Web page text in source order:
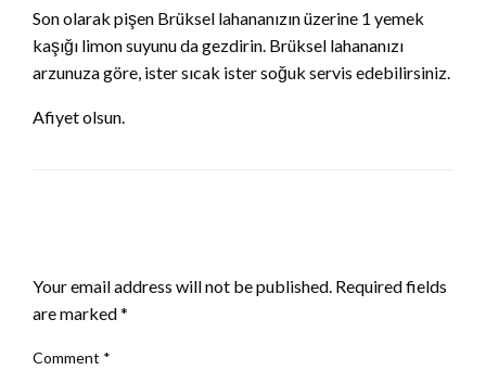
Son olarak pişen Brüksel lahananızın üzerine 1 yemek
kaşığı limon suyunu da gezdirin. Brüksel lahananızı
arzunuza göre, ister sıcak ister soğuk servis edebilirsiniz.
Afiyet olsun.
Your email address will not be published. Required fields
are marked*
Comment *